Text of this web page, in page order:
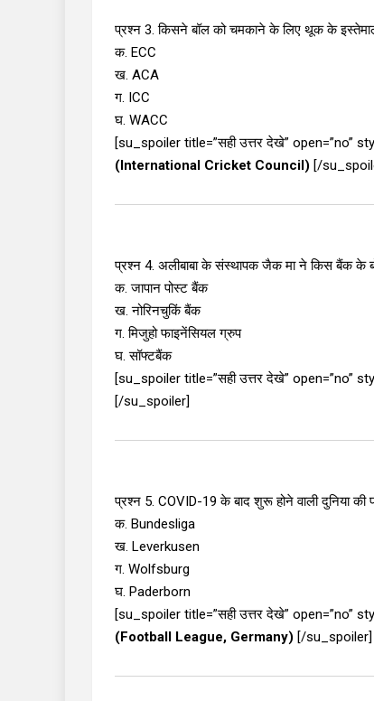
प्रश्न 3. किसने बॉल को चमकाने के लिए थूक के इस्तेमाल
क. ECC
ख. ACA
ग. ICC
घ. WACC
[su_spoiler title=”सही उत्तर देखे” open=”no”
(International Cricket Council) [/
प्रश्न 4. अलीबाबा के संस्थापक जैक मा ने किस बैंक के
क. जापान पोस्ट बैंक
ख. नोरिनचुकिं बैंक
ग. मिजुहो फाइनेंसियल ग्रुप
घ. सॉफ्टबैंक
[su_spoiler title=”सही उत्तर देखे” open=”no”
[/su_spoiler]
प्रश्न 5. COVID-19 के बाद शुरू होने वाली दुनिया की
क. Bundesliga
ख. Leverkusen
ग. Wolfsburg
घ. Paderborn
[su_spoiler title=”सही उत्तर देखे” open=”no”
(Football League, Germany) [/su_spoiler]